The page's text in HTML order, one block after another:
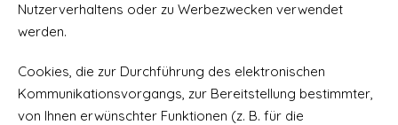
Nutzerverhaltens oder zu Werbezwecken verwendet
werden.
Cookies, die zur Durchführung des elektronischen
Kommunikationsvorgangs, zur Bereitstellung bestimmter,
von Ihnen erwünschter Funktionen (z. B. für die